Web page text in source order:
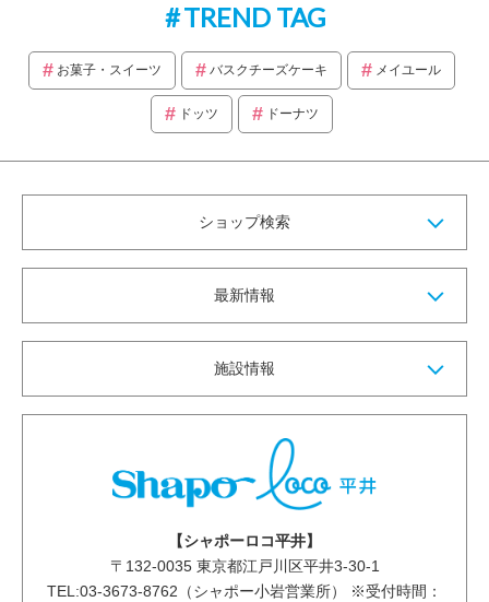
TREND TAG
お菓子・スイーツ バスクチーズケーキ メイユール
ドッツ ドーナツ
ショップ検索
最新情報
施設情報
【シャポーロコ平井】
〒 132-0035東京都江戸川区平井3-30-1
TEL:03-3673-8762（シャポー小岩営業所） ※受付時間：